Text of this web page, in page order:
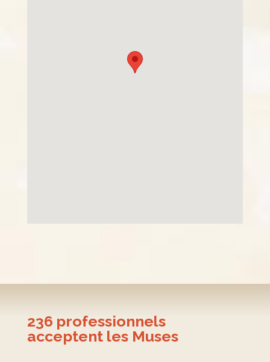
236 professionnels
acceptent les Muses